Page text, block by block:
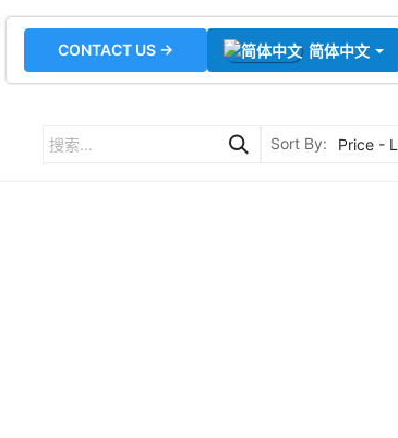
CONTACT US → 简体中文
Sort By: Price -